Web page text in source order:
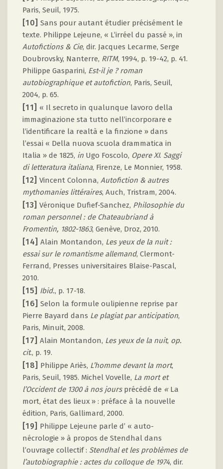
Paris, Seuil, 1975.
[10] Sans pour autant étudier précisément le
texte. Philippe Lejeune, « L’irréel du passé », in
Autofictions & Cie, dir. Jacques Lecarme, Serge
Doubrovsky, Nanterre, RITM, 1994, p. 19-42, p. 41.
Philippe Gasparini, Est-il je ? roman
autobiographique et autofiction, Paris, Seuil,
2004, p. 65.
[11] « Il secreto in qualunque lavoro della
immaginazione sta tutto nell’incorporare e
l’identificare la realtà e la finzione » dans
l’essai « Della nuova scuola drammatica in
Italia » de 1825, in Ugo Foscolo, Opere XI. Saggi
di letteratura italiana, Firenze, Le Monnier, 1958.
[12] Vincent Colonna,Autofiction & autres
mythomanies littéraires, Auch, Tristram, 2004.
[13] Véronique Dufief-Sanchez, Philosophie du
roman personnel : de Chateaubriand à
Fromentin, 1802-1863, Genève, Droz, 2010.
[14] Alain Montandon, Les yeux de la nuit :
essai sur le romantisme allemand, Clermont-
Ferrand, Presses universitaires Blaise-Pascal,
2010.
[15] Ibid., p. 17-18.
[16] Selon la formule oulipienne reprise par
Pierre Bayard dans Le plagiat par anticipation,
Paris, Minuit, 2008.
[17] Alain Montandon, Les yeux de la nuit, op.
cit., p. 19.
[18] Philippe Ariès, L’homme devant la mort,
Paris, Seuil, 1985. Michel Vovelle, La mort et
l’Occident de 1300 à nos jours précédé de « La
mort, état des lieux » : préface à la nouvelle
édition, Paris, Gallimard, 2000.
[19] Philippe Lejeune parle d’ « auto-
nécrologie » à propos de Stendhal dans
l’ouvrage collectif : Stendhal et les problèmes de
l’autobiographie : actes du colloque de 1974, dir.